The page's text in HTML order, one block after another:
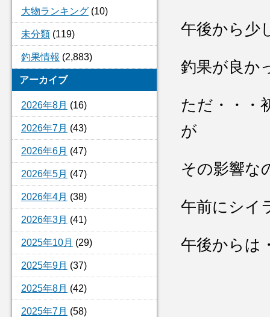
大物ランキング (10)
未分類 (119)
釣果情報 (2,883)
アーカイブ
2026年8月 (16)
2026年7月 (43)
2026年6月 (47)
2026年5月 (47)
2026年4月 (38)
2026年3月 (41)
2025年10月 (29)
2025年9月 (37)
2025年8月 (42)
2025年7月 (58)
午後から少
釣果が良か
ただ・・・
が
その影響な
午前にシイ
午後からは